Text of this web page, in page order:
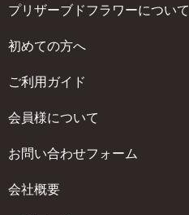
プリザーブドフラワーについて
初めての方へ
ご利用ガイド
会員様について
お問い合わせフォーム
会社概要